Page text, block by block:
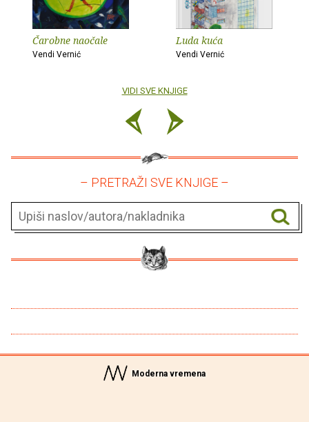
Čarobne naočale
Vendi Vernić
Luda kuća
Vendi Vernić
VIDI SVE KNJIGE
– PRETRAŽI SVE KNJIGE –
Moderna vremena